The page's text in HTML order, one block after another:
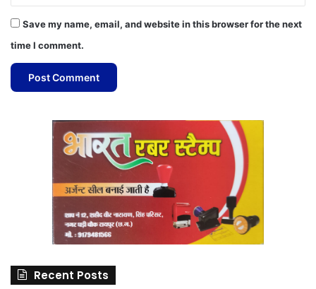
Save my name, email, and website in this browser for the next
time I comment.
Recent Posts